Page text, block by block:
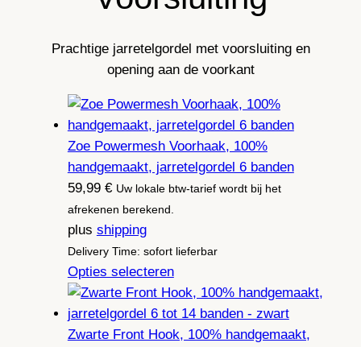
Prachtige jarretelgordel met voorsluiting en
opening aan de voorkant
Zoe Powermesh Voorhaak, 100%
handgemaakt, jarretelgordel 6 banden
59,99 € Uw lokale btw-tarief wordt bij het
afrekenen berekend.
plus shipping
Delivery Time: sofort lieferbar
Opties selecteren
Zwarte Front Hook, 100% handgemaakt,